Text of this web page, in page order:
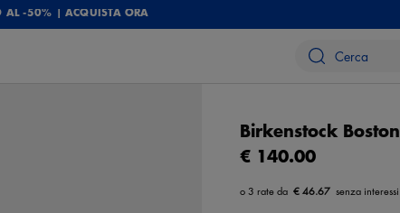
AL -50% | ACQUISTA ORA
Birkenstock Boston
€ 140.00
€ 46.67